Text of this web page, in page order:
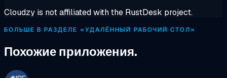
Cloudzy is not affiliated with the RustDesk project.
БОЛЬШЕ В РАЗДЕЛЕ «УДАЛЁННЫЙ РАБОЧИЙ СТОЛ»
Похожие приложения.